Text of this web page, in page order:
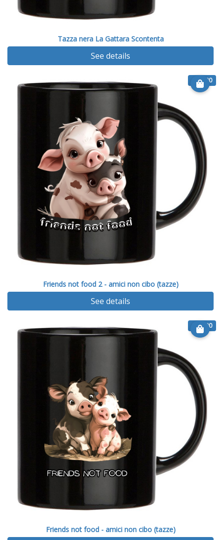
Tazza nera La Gattara Scontenta
See details
€ 13.00
Friends not food 2 - amici non cibo (tazze)
See details
€ 13.00
Friends not food - amici non cibo (tazze)